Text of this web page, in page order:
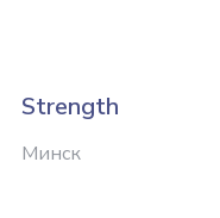
Strength
Минск